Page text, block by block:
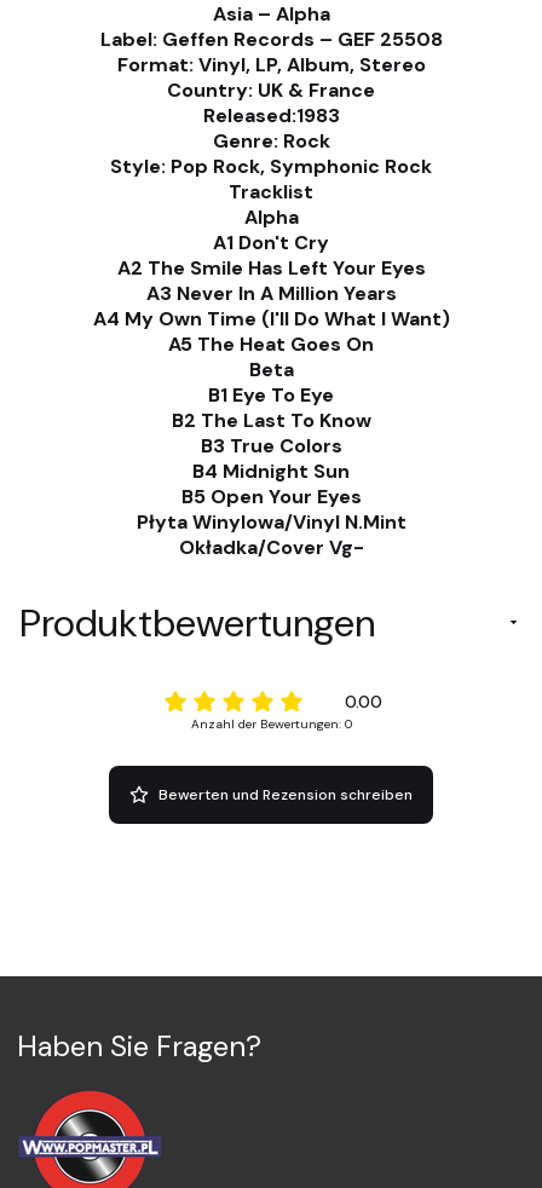
Asia – Alpha
Label: Geffen Records – GEF 25508
Format: Vinyl, LP, Album, Stereo
Country: UK & France
Released:1983
Genre: Rock
Style: Pop Rock, Symphonic Rock
Tracklist
Alpha
A1 Don't Cry
A2 The Smile Has Left Your Eyes
A3 Never In A Million Years
A4 My Own Time (I'll Do What I Want)
A5 The Heat Goes On
Beta
B1 Eye To Eye
B2 The Last To Know
B3 True Colors
B4 Midnight Sun
B5 Open Your Eyes
Płyta Winylowa/Vinyl N.Mint
Okładka/Cover Vg-
Produktbewertungen
0.00
Anzahl der Bewertungen: 0
Bewerten und Rezension schreiben
Haben Sie Fragen?